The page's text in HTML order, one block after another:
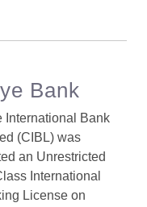
Bank
International Bank
(CIBL) was
an Unrestricted
International
License on